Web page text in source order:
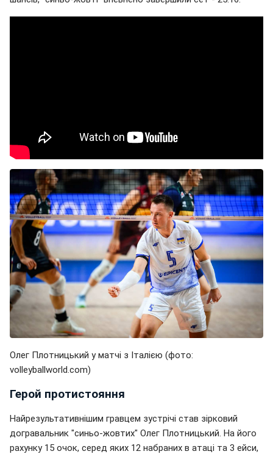
Олег Плотницький у матчі з Італією (фото:
volleyballworld.com)
Герой протистояння
Найрезультативнішим гравцем зустрічі став зірковий
догравальник "синьо-жовтих" Олег Плотницький. На його
рахунку 15 очок, серед яких 12 набраних в атаці та 3 ейси,